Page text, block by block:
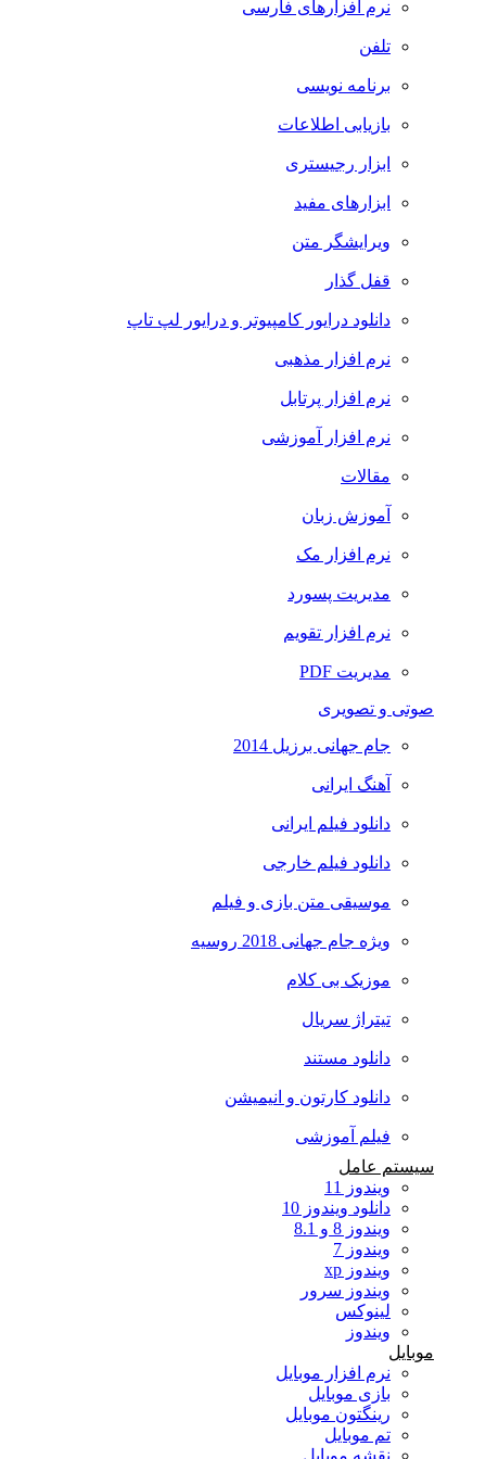
نرم افزارهای فارسی
تلفن
برنامه نویسی
بازیابی اطلاعات
ابزار رجیستری
ابزارهای مفید
ویرایشگر متن
قفل گذار
دانلود درایور کامپیوتر و درایور لپ تاپ
نرم افزار مذهبی
نرم افزار پرتابل
نرم افزار آموزشی
مقالات
آموزش زبان
نرم افزار مک
مدیریت پسورد
نرم افزار تقویم
مدیریت PDF
صوتی و تصویری
جام جهانی برزیل 2014
آهنگ ایرانی
دانلود فیلم ایرانی
دانلود فیلم خارجی
موسیقی متن بازی و فیلم
ویژه جام جهانی 2018 روسیه
موزیک بی کلام
تیتراژ سریال
دانلود مستند
دانلود کارتون و انیمیشن
فیلم آموزشی
سیستم عامل
ویندوز 11
دانلود ویندوز 10
ویندوز 8 و 8.1
ویندوز 7
ویندوز xp
ویندوز سرور
لینوکس
ویندوز
موبایل
نرم افزار موبایل
بازی موبایل
رینگتون موبایل
تم موبایل
نقشه موبایل